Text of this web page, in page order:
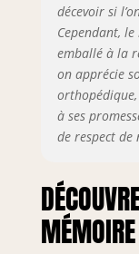
décevoir si
Cependant,
emballé à la
on apprécie
à ses
de respect de